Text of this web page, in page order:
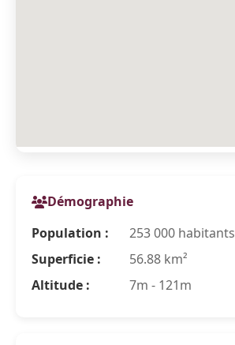
Démographie
Population :
253 000 habitants
Superficie :
56.88 km²
Altitude :
7m - 121m